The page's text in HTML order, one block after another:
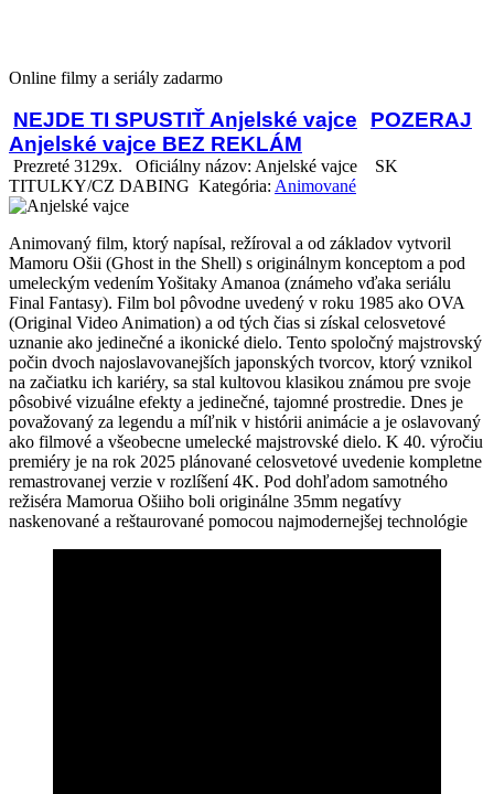
Online filmy a seriály zadarmo
NEJDE TI SPUSTIŤ Anjelské vajce
POZERAJ
Anjelské vajce BEZ REKLÁM
Prezreté 3129x. Oficiálny názov: Anjelské vajce
SK
TITULKY/CZ DABING Kategória: Animované
Animovaný film, ktorý napísal, režíroval a od základov vytvoril
Mamoru Ošii (Ghost in the Shell) s originálnym konceptom a pod
umeleckým vedením Yošitaky Amanoa (známeho vďaka seriálu
Final Fantasy). Film bol pôvodne uvedený v roku 1985 ako OVA
(Original Video Animation) a od tých čias si získal celosvetové
uznanie ako jedinečné a ikonické dielo. Tento spoločný majstrovský
počin dvoch najoslavovanejších japonských tvorcov, ktorý vznikol
na začiatku ich kariéry, sa stal kultovou klasikou známou pre svoje
pôsobivé vizuálne efekty a jedinečné, tajomné prostredie. Dnes je
považovaný za legendu a míľnik v histórii animácie a je oslavovaný
ako filmové a všeobecne umelecké majstrovské dielo. K 40. výročiu
premiéry je na rok 2025 plánované celosvetové uvedenie kompletne
remastrovanej verzie v rozlíšení 4K. Pod dohľadom samotného
režiséra Mamorua Ošiiho boli originálne 35mm negatívy
naskenované a reštaurované pomocou najmodernejšej technológie